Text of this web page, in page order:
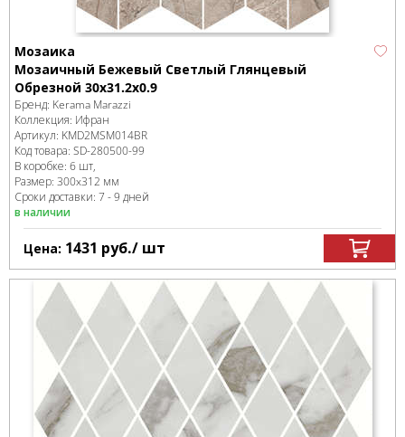
Мозаика
Мозаичный Бежевый Светлый Глянцевый
Обрезной 30x31.2x0.9
Бренд: Kerama Marazzi
Коллекция: Ифран
Артикул: KMD2MSM014BR
Код товара: SD-280500-99
В коробке: 6 шт,
Размер: 300x312 мм
Сроки доставки: 7 - 9 дней
в наличии
Цена: 1431 руб./ шт